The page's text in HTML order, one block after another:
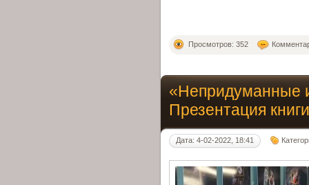
Просмотров: 352
«Непридуманные
Презентация
Дата: 4-02-2022, 18:41